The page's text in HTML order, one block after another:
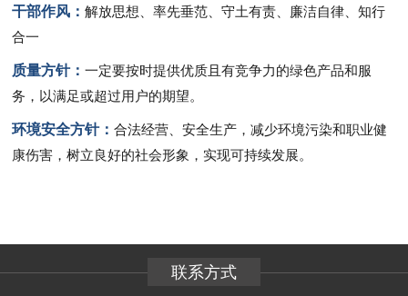
干部作风：解放思想、率先垂范、守土有责、廉洁自律、知行
合一
质量方针：一定要按时提供优质且有竞争力的绿色产品和服
务，以满足或超过用户的期望。
环境安全方针：合法经营、安全生产，减少环境污染和职业健
康伤害，树立良好的社会形象，实现可持续发展。
联系方式